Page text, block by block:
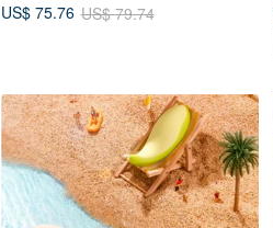
US$ 75.76 US$ 79.74